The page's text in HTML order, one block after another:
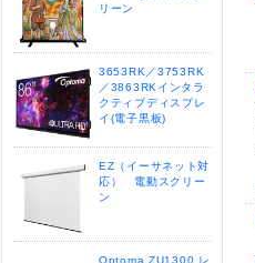
リーン
3653RK／3753RK
／3863RKインタラ
クティブディスプレ
イ(電子黒板)
EZ（イーサネット対
応） 電動スクリー
ン
Optoma ZU1300 レ